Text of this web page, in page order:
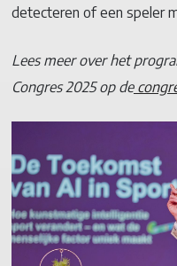
detecteren of een speler
Lees meer over het
Congres 2025 op de